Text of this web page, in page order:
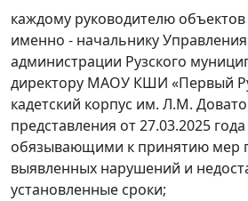
каждому руководителю
именно - начальнику
администрации Рузского
директору МАОУ КШИ «Первый
кадетский корпус им. Л.М.
представления от 27.03.2025
обязывающими к принятию мер
выявленных нарушений и
установленные сроки;